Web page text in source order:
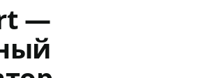
—